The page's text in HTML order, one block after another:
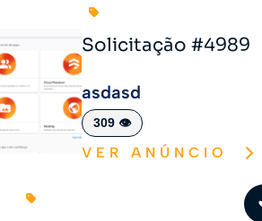
Solicitação #4989
asdasd
309 👁️
VER ANÚNCIO